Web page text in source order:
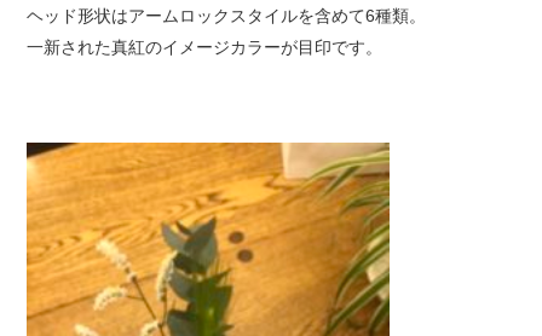
ヘッド形状はアームロックスタイルを含めて6種類。
一新された真紅のイメージカラーが目印です。